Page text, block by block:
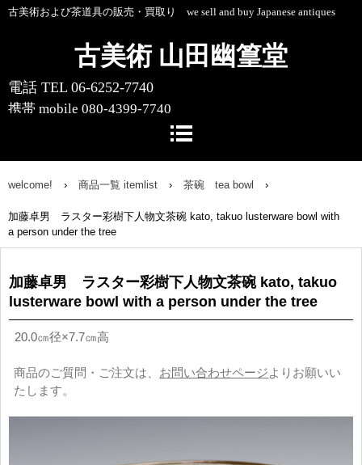
古美術 山田幽篁堂
古美術および茶道具の販売・買取り we sell and buy Japanese antiques
電話 TEL 06-6252-7740
携帯 mobile 080-4399-7740
〒541-0055 大阪市中央区船場中央4-1-
10 船場センタービル10号館1階
welcome! › 商品一覧 itemlist › 茶碗 tea bowl ›
加藤卓男 ラスター彩樹下人物文茶碗 kato, takuo lusterware bowl with
a person under the tree
加藤卓男 ラスター彩樹下人物文茶碗 kato, takuo
lusterware bowl with a person under the tree
20.0㎝径×7.7㎝高
商品のご質問・ご注文は、 お問い合わせページよりお願いい
たします。